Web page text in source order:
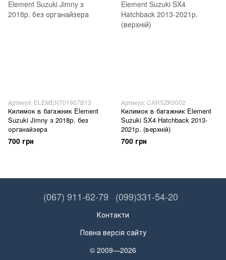
Артикул: ELEMENT01907B13
Килимок в багажник Element
Suzuki Jimny з 2018р. без
органайзера
700 грн
Артикул: CARSZK0002
Килимок в багажник Element
Suzuki SX4 Hatchback 2013-
2021р. (верхній)
700 грн
(067) 911-62-79 (099)331-54-20
Контакти
Повна версія сайту
© 2009—2026